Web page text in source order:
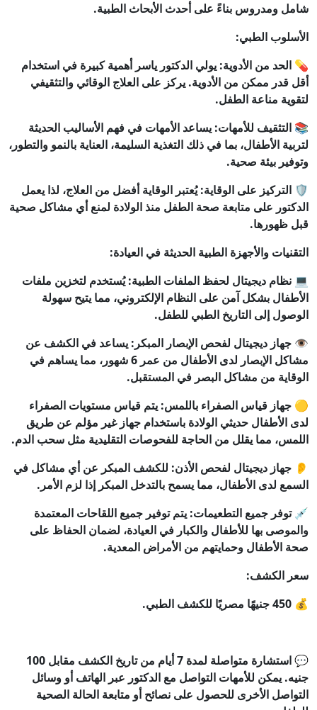
شامل ومدروس بناءً على أحدث الأبحاث الطبية.
الأسلوب الطبي:
💊 الحد من الأدوية: يولي الدكتور ياسر أهمية كبيرة في استخدام
أقل قدر ممكن من الأدوية. يركز على العلاج الوقائي والتثقيفي
لتقوية مناعة الطفل.
📚 التثقيف للأمهات: يساعد الأمهات في فهم الأساليب الحديثة
لتربية الأطفال، بما في ذلك التغذية السليمة، العناية بالنمو والتطور،
وتوفير بيئة صحية.
🛡️ التركيز على الوقاية: يُعتبر الوقاية أفضل من العلاج، لذا يعمل
الدكتور على متابعة صحة الطفل منذ الولادة لمنع أي مشاكل صحية
قبل ظهورها.
التقنيات والأجهزة الطبية الحديثة في العيادة:
💻 نظام ديجيتال لحفظ الملفات الطبية: يُستخدم لتخزين ملفات
الأطفال بشكل آمن على النظام الإلكتروني، مما يتيح سهولة
الوصول إلى التاريخ الطبي للطفل.
👁️ جهاز ديجيتال لفحص الإبصار المبكر: يساعد في الكشف عن
مشاكل الإبصار لدى الأطفال من عمر 6 شهور، مما يساهم في
الوقاية من مشاكل البصر في المستقبل.
🟡 جهاز قياس الصفراء باللمس: يتم قياس مستويات الصفراء
لدى الأطفال حديثي الولادة باستخدام جهاز غير مؤلم عن طريق
اللمس، مما يقلل من الحاجة للفحوصات التقليدية مثل سحب الدم.
👂 جهاز ديجيتال لفحص الأذن: للكشف المبكر عن أي مشاكل في
السمع لدى الأطفال، مما يسمح بالتدخل المبكر إذا لزم الأمر.
💉 توفر جميع التطعيمات: يتم توفير جميع اللقاحات المعتمدة
والموصى بها للأطفال والكبار في العيادة، لضمان الحفاظ على
صحة الأطفال وحمايتهم من الأمراض المعدية.
سعر الكشف:
💰 450 جنيهًا مصريًا للكشف الطبي.
💬 استشارة متواصلة لمدة 7 أيام من تاريخ الكشف مقابل 100
جنيه. يمكن للأمهات التواصل مع الدكتور عبر الهاتف أو وسائل
التواصل الأخرى للحصول على نصائح أو متابعة الحالة الصحية